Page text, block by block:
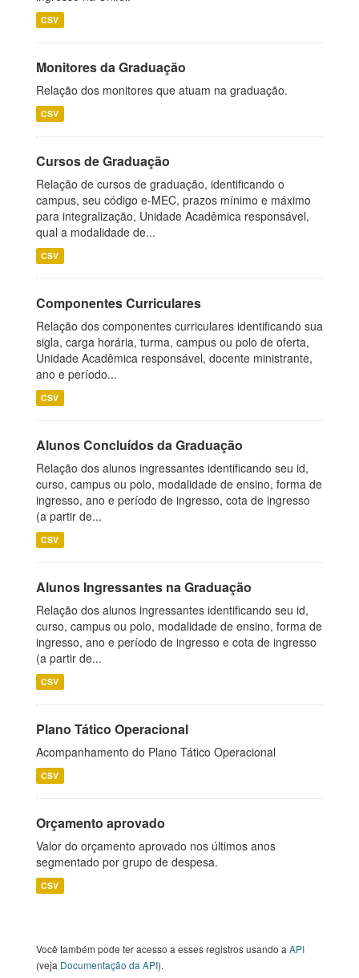
CSV
Monitores da Graduação
Relação dos monitores que atuam na graduação.
CSV
Cursos de Graduação
Relação de cursos de graduação, identificando o
campus, seu código e-MEC, prazos mínimo e máximo
para integralização, Unidade Acadêmica responsável,
qual a modalidade de...
CSV
Componentes Curriculares
Relação dos componentes curriculares identificando sua
sigla, carga horária, turma, campus ou polo de oferta,
Unidade Acadêmica responsável, docente ministrante,
ano e período...
CSV
Alunos Concluídos da Graduação
Relação dos alunos ingressantes identificando seu id,
curso, campus ou polo, modalidade de ensino, forma de
ingresso, ano e período de ingresso, cota de ingresso
(a partir de...
CSV
Alunos Ingressantes na Graduação
Relação dos alunos ingressantes identificando seu id,
curso, campus ou polo, modalidade de ensino, forma de
ingresso, ano e período de ingresso e cota de ingresso
(a partir de...
CSV
Plano Tático Operacional
Acompanhamento do Plano Tático Operacional
CSV
Orçamento aprovado
Valor do orçamento aprovado nos últimos anos
segmentado por grupo de despesa.
CSV
Você também pode ter acesso a esses registros usando a API
(veja Documentação da API).